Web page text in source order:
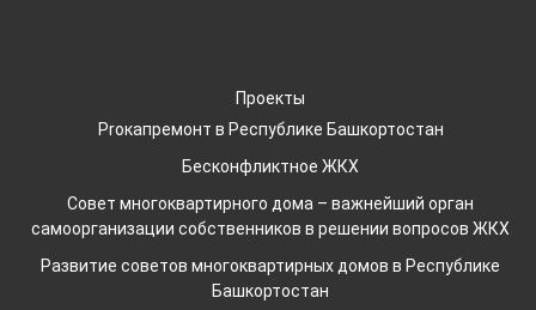
Проекты
Proкапремонт в Республике Башкортостан
Бесконфликтное ЖКХ
Совет многоквартирного дома – важнейший орган
самоорганизации собственников в решении вопросов ЖКХ
Развитие советов многоквартирных домов в Республике
Башкортостан